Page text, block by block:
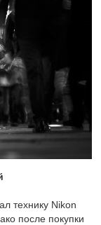
технику Nikon
после покупки